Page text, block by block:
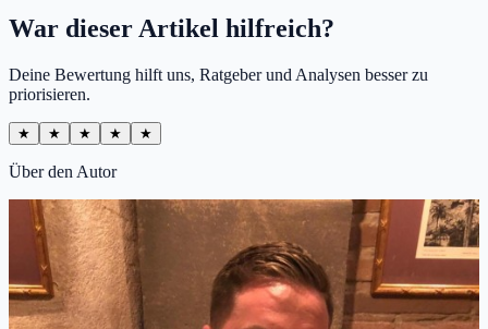
War dieser Artikel hilfreich?
Deine Bewertung hilft uns, Ratgeber und Analysen besser zu
priorisieren.
★ ★ ★ ★ ★
Über den Autor